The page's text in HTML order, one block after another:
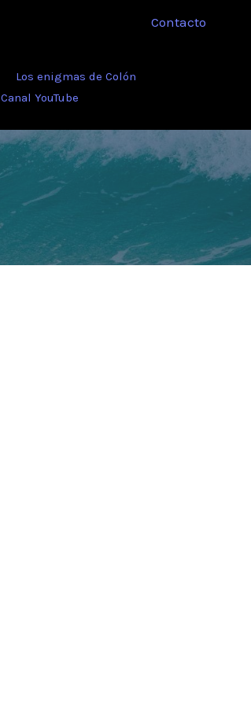
Contacto
Los enigmas de Colón
Canal YouTube